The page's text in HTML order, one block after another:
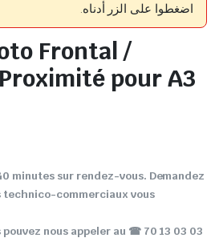
اضغطوا على الزر أدناه.
Frontal /
pour A3
minutes sur rendez-vous. Demandez
technico-commerciaux vous
pouvez nous appeler au ☎ 70 13 03 03